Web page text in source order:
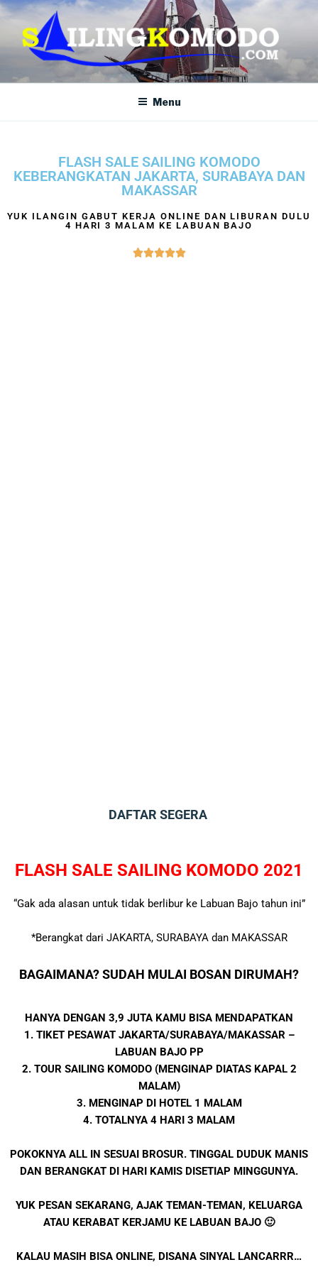
SAILING KOMODO
Paket Tour Sailing Komodo
Menu
FLASH SALE SAILING KOMODO
KEBERANGKATAN JAKARTA, SURABAYA DAN
MAKASSAR
YUK ILANGIN GABUT KERJA ONLINE DAN LIBURAN DULU
4 HARI 3 MALAM KE LABUAN BAJO

DAFTAR SEGERA
FLASH SALE SAILING KOMODO 2021
“Gak ada alasan untuk tidak berlibur ke Labuan Bajo tahun ini”
*Berangkat dari JAKARTA, SURABAYA dan MAKASSAR
BAGAIMANA? SUDAH MULAI BOSAN DIRUMAH?
HANYA DENGAN 3,9 JUTA KAMU BISA MENDAPATKAN
1. TIKET PESAWAT JAKARTA/SURABAYA/MAKASSAR –
LABUAN BAJO PP
2. TOUR SAILING KOMODO (MENGINAP DIATAS KAPAL 2
MALAM)
3. MENGINAP DI HOTEL 1 MALAM
4. TOTALNYA 4 HARI 3 MALAM
POKOKNYA ALL IN SESUAI BROSUR. TINGGAL DUDUK MANIS
DAN BERANGKAT DI HARI KAMIS DISETIAP MINGGUNYA.
YUK PESAN SEKARANG, AJAK TEMAN-TEMAN, KELUARGA
ATAU KERABAT KERJAMU KE LABUAN BAJO 🙂
KALAU MASIH BISA ONLINE, DISANA SINYAL LANCARRR…